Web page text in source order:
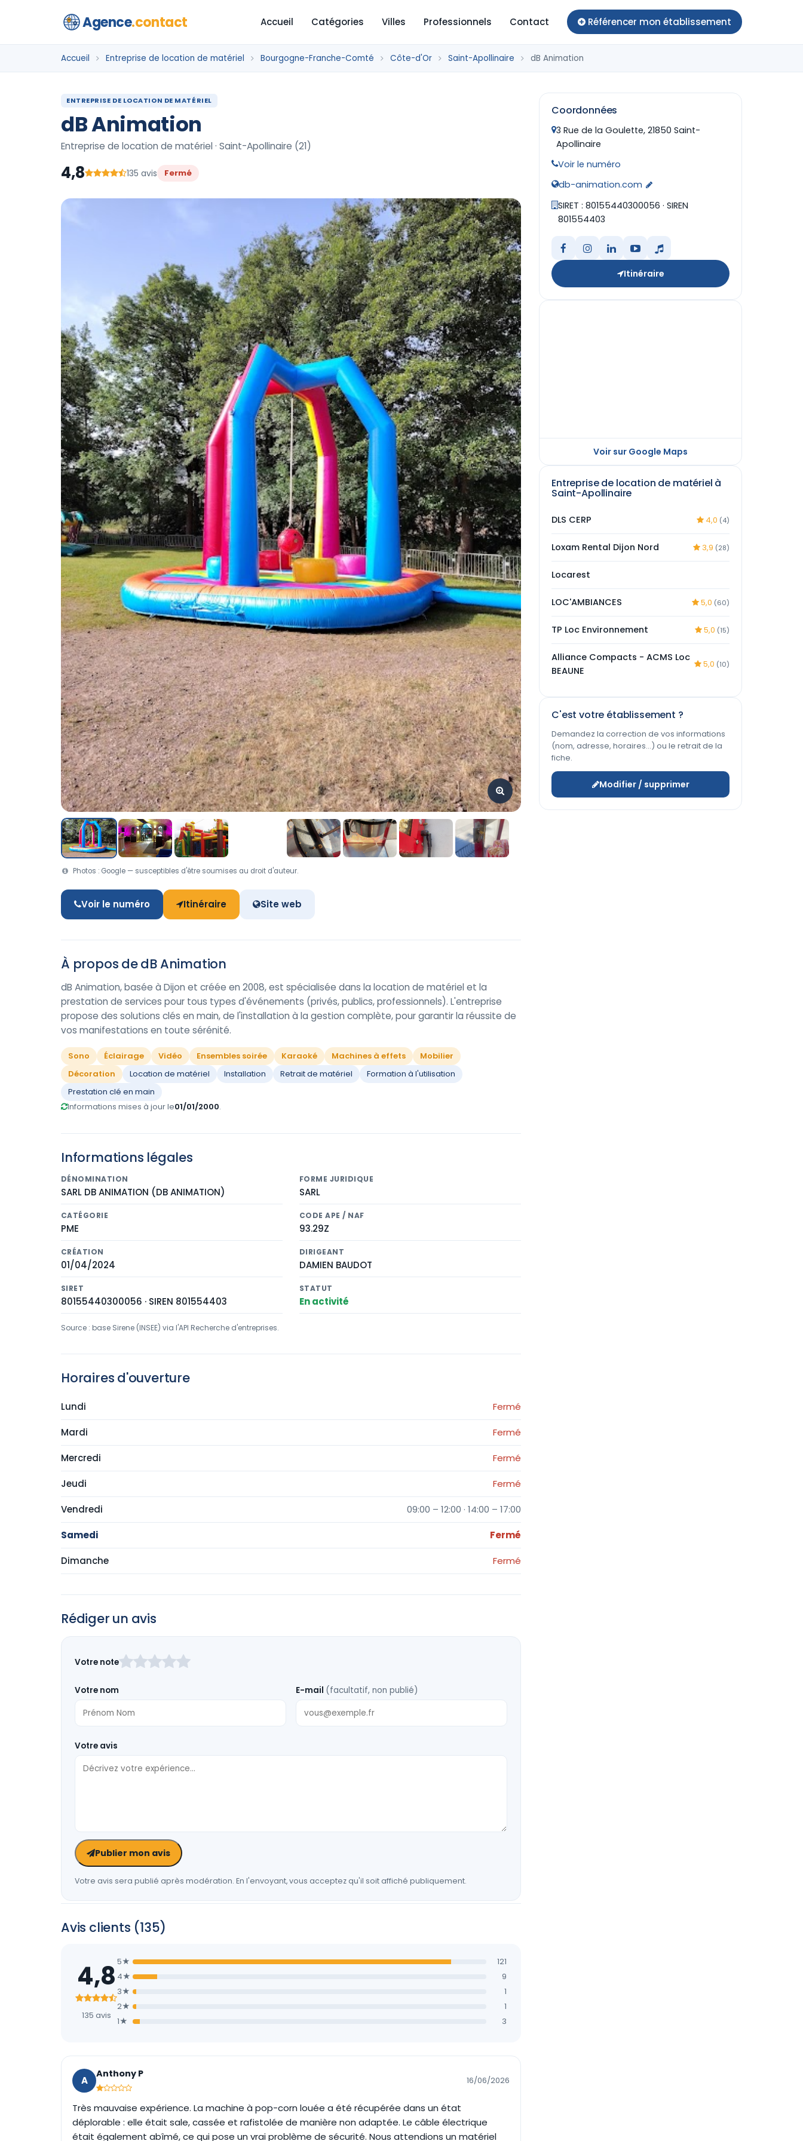
Agence.contact Accueil Catégories Villes Professionnels Contact Référencer mon établissement
Accueil Entreprise de location de matériel Bourgogne-Franche-Comté Côte-d'Or Saint-Apollinaire dB Animation
ENTREPRISE DE LOCATION DE MATÉRIEL
dB Animation
Entreprise de location de matériel · Saint-Apollinaire (21)
4,8 135 avis Fermé
Photos : Google — susceptibles d'être soumises au droit d'auteur.
Voir le numéro Itinéraire Site web
À propos de dB Animation
dB Animation, basée à Dijon et créée en 2008, est spécialisée dans la location de matériel et la
prestation de services pour tous types d'événements (privés, publics, professionnels). L'entreprise
propose des solutions clés en main, de l'installation à la gestion complète, pour garantir la réussite de
vos manifestations en toute sérénité.
Sono Éclairage Vidéo Ensembles soirée Karaoké Machines à effets
Mobilier
Décoration
Location de matériel Installation Retrait de matériel
Formation à l'utilisation
Prestation clé en main
Informations mises à jour le01/01/2000.
Informations légales
DÉNOMINATION
SARL DB ANIMATION (DB ANIMATION)
FORME JURIDIQUE
SARL
CATÉGORIE
PME
CODE APE / NAF
93.29Z
CRÉATION
01/04/2024
DIRIGEANT
DAMIEN BAUDOT
SIRET
80155440300056 · SIREN 801554403
STATUT
En activité
Source : base Sirene (INSEE) via l'API Recherche d'entreprises.
Horaires d'ouverture
Lundi Fermé
Mardi Fermé
Mercredi Fermé
Jeudi Fermé
Vendredi 09:00 – 12:00 · 14:00 – 17:00
Samedi Fermé
Dimanche Fermé
Rédiger un avis
ce
vide
Votre note
Votre nom E-mail (facultatif, non publié)
Votre avis
Publier mon avis
Votre avis sera publié après modération. En l'envoyant, vous acceptez qu'il soit affiché publiquement.
Avis clients (135)
4,8
135 avis
5★
121
4★
9
3★
1
2★
1
1★
3
A
Anthony P
16/06/2026
Très mauvaise expérience. La machine à pop-corn louée a été récupérée dans un état
déplorable : elle était sale, cassée et rafistolée de manière non adaptée. Le câble électrique
était également abîmé, ce qui pose un vrai problème de sécurité. Nous attendions un matériel
Coordonnées
3 Rue de la Goulette, 21850 Saint-
Apollinaire
Voir le numéro
db-animation.com
SIRET : 80155440300056 · SIREN
801554403
Itinéraire
Voir sur Google Maps
Entreprise de location de matériel à
Saint-Apollinaire
DLS CERP 4,0 (4)
Loxam Rental Dijon Nord 3,9 (28)
Locarest
LOC'AMBIANCES 5,0 (60)
TP Loc Environnement 5,0 (15)
Alliance Compacts - ACMS Loc
BEAUNE
5,0 (10)
C'est votre établissement ?
Demandez la correction de vos informations
(nom, adresse, horaires…) ou le retrait de la
fiche.
Modifier / supprimer